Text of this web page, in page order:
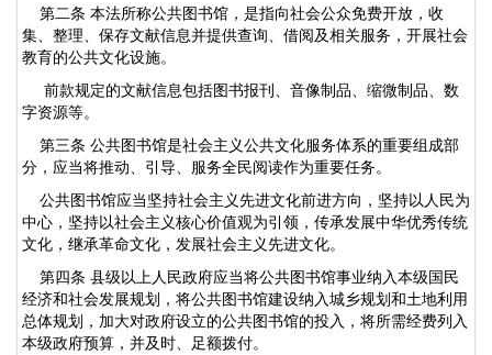
第二条 本法所称公共图书馆，是指向社会公众免费开放，收
集、整理、保存文献信息并提供查询、借阅及相关服务，开展社会
教育的公共文化设施。
前款规定的文献信息包括图书报刊、音像制品、缩微制品、数
字资源等。
第三条 公共图书馆是社会主义公共文化服务体系的重要组成部
分，应当将推动、引导、服务全民阅读作为重要任务。
公共图书馆应当坚持社会主义先进文化前进方向，坚持以人民为
中心，坚持以社会主义核心价值观为引领，传承发展中华优秀传统
文化，继承革命文化，发展社会主义先进文化。
第四条 县级以上人民政府应当将公共图书馆事业纳入本级国民
经济和社会发展规划，将公共图书馆建设纳入城乡规划和土地利用
总体规划，加大对政府设立的公共图书馆的投入，将所需经费列入
本级政府预算，并及时、足额拨付。